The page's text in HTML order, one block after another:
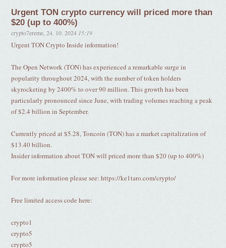
Urgent TON crypto currency will priced more than
$20 (up to 400%)
crypto7ereme ,24. 10. 2024 15:19
Urgent TON Crypto Inside information!
The Open Network (TON) has experienced a remarkable surge in
popularity throughout 2024, with the number of token holders
skyrocketing by 2400% to over 90 million. This growth has been
particularly pronounced since June, with trading volumes reaching a peak
of $2.4 billion in September.
Currently priced at $5.28, Toncoin (TON) has a market capitalization of
$13.40 billion.
Insider information about TON will priced more than $20 (up to 400%)
For more information please see: https://ke1taro.com/crypto/
Free limited access code here:
crypto1
crypto5
crypto5